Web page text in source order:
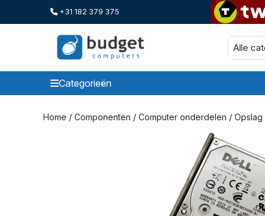
+31 182 379 375
Categorieën
Categorieen
Home / Componenten / Computer onderdelen / Opslag